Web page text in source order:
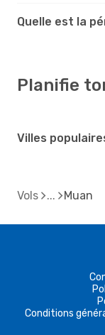
Quelle est la
Planifie
Villes
Vols Muan
Conditions